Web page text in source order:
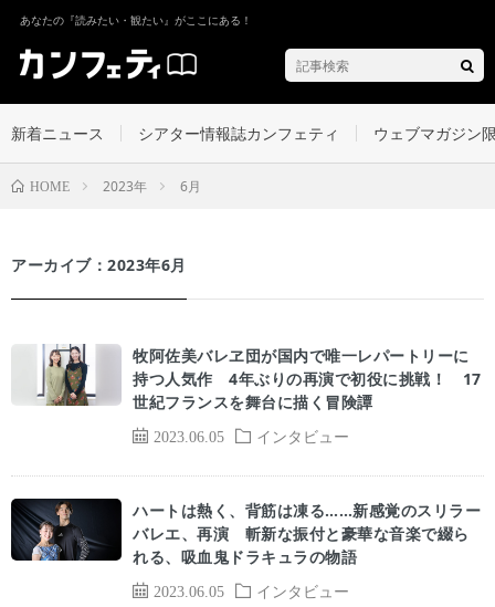
あなたの『読みたい・観たい』がここにある！
新着ニュース シアター情報誌カンフェティ ウェブマガジン
HOME 2023年 6月
アーカイブ：2023年6月
2023.06.05 インタビュー
牧阿佐美バレヱ団が国内で唯一レパートリーに
持つ人気作 4年ぶりの再演で初役に挑戦！ 17
世紀フランスを舞台に描く冒険譚
2023.06.05 インタビュー
ハートは熱く、背筋は凍る……新感覚のスリラー
バレエ、再演 斬新な振付と豪華な音楽で綴ら
れる、吸血鬼ドラキュラの物語